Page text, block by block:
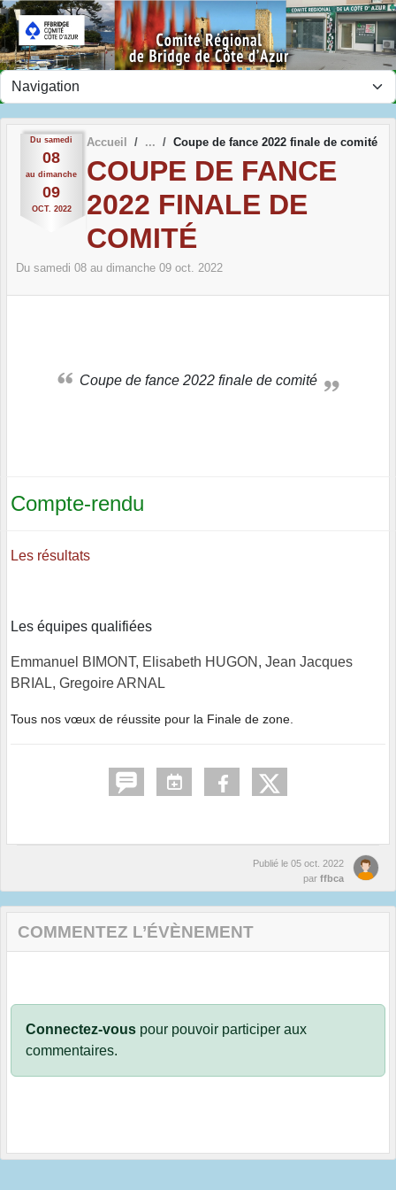
Du samedi
08
au dimanche
09
OCT. 2022
Accueil Coupe de fance 2022 finale de comité
COUPE DE FANCE
2022 FINALE DE
COMITÉ
Du samedi 08 au dimanche 09 oct. 2022
Coupe de fance 2022 finale de comité
Compte-rendu
Les résultats
Les équipes qualifiées
Emmanuel BIMONT, Elisabeth HUGON, Jean Jacques
BRIAL, Gregoire ARNAL
Tous nos vœux de réussite pour la Finale de zone.
Publié le 05 oct. 2022
par ffbca
COMMENTEZ L’ÉVÈNEMENT
Connectez-vous pour pouvoir participer aux
commentaires.
Panneau de gestion des cookies